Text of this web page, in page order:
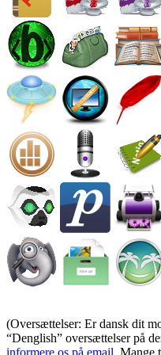
(Oversættelser: Er dansk dit
Denglish
oversættelser på
informere os på email . Mange